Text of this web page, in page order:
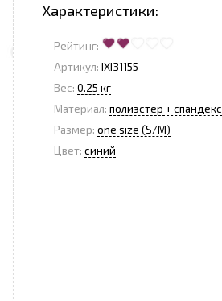
Характеристики:
Рейтинг:
Артикул: IXI31155
Вес: 0.25 кг
Материал: полиэстер + спандекс
Размер: one size (S/M)
Цвет: синий